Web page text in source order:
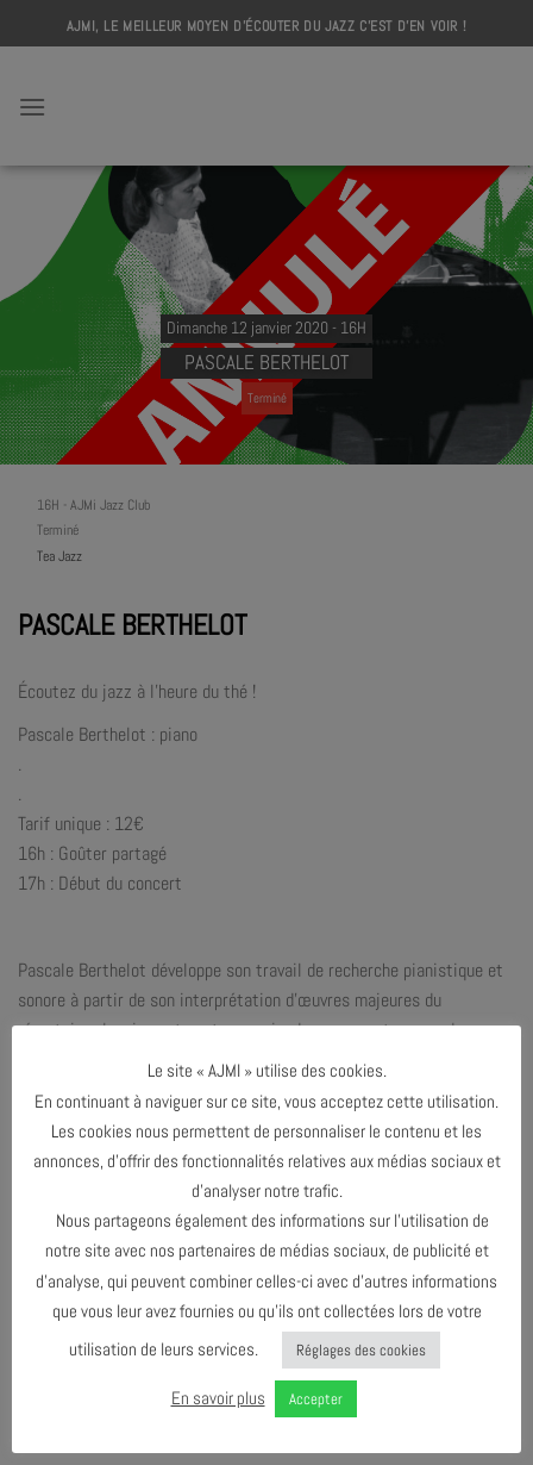
to
AJMI, LE MEILLEUR MOYEN D'ÉCOUTER DU JAZZ C'EST D'EN VOIR !
Dimanche 12 janvier 2020 - 16H
PASCALE BERTHELOT
Terminé
16H - AJMi Jazz Club
Terminé
Tea Jazz
PASCALE BERTHELOT
Écoutez du jazz à l’heure du thé !
Pascale Berthelot : piano
.
.
Tarif unique : 12€
16h : Goûter partagé
17h : Début du concert
Pascale Berthelot développe son travail de recherche pianistique et
sonore à partir de son interprétation d’œuvres majeures du
répertoire classique et contemporain, de sa rencontre avec de
nombreux compositeurs, artistes de différentes disciplines et de son
expérience d’enregistrement discographique. Son répertoire très
ouvert et aventureux dessine au fil des années une sensibilité
teintée d’éclectisme baroque. Un enregistrement sortira très bientôt
sur le Label La Buissonne.
PARTAGER & COMMENTER
Le site « AJMI » utilise des cookies.
En continuant à naviguer sur ce site, vous acceptez cette utilisation.
Les cookies nous permettent de personnaliser le contenu et les
annonces, d’offrir des fonctionnalités relatives aux médias sociaux et
d’analyser notre trafic.
Nous partageons également des informations sur l’utilisation de
notre site avec nos partenaires de médias sociaux, de publicité et
d’analyse, qui peuvent combiner celles-ci avec d’autres informations
que vous leur avez fournies ou qu’ils ont collectées lors de votre
utilisation de leurs services.
Réglages des cookies
En savoir plus Accepter